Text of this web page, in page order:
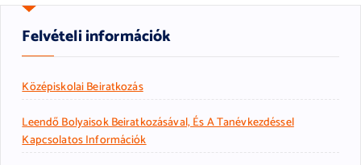
Felvételi információk
Középiskolai Beiratkozás
Leendő Bolyaisok Beiratkozásával, És A Tanévkezdéssel
Kapcsolatos Információk